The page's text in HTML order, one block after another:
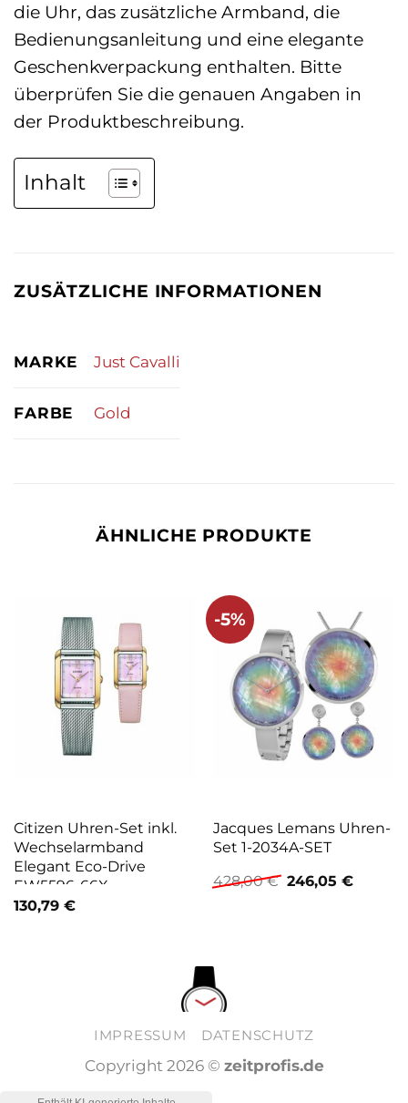
die Uhr, das zusätzliche Armband, die
Bedienungsanleitung und eine elegante
Geschenkverpackung enthalten. Bitte
überprüfen Sie die genauen Angaben in
der Produktbeschreibung.
Inhalt
ZUSÄTZLICHE INFORMATIONEN
MARKE Just Cavalli
FARBE Gold
ÄHNLICHE PRODUKTE
Citizen Uhren-Set inkl.
Wechselarmband
Elegant Eco-Drive
EW5596-66X
130,79 €
-5%
Jacques Lemans Uhren-
Set 1-2034A-SET
428,00€ Ursprünglicher
Preis
246,05 €
IMPRESSUM DATENSCHUTZ
Copyright 2026 © zeitprofis.de